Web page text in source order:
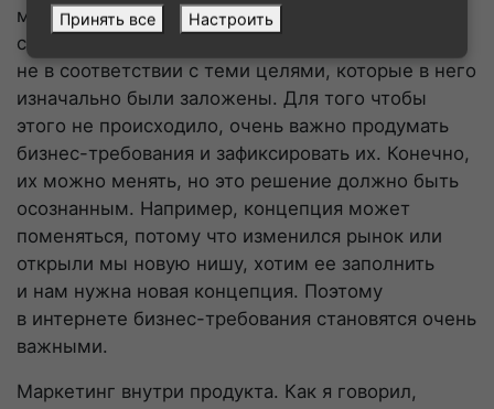
меняется неожиданно даже для тех, кто его
создавал, и продукт начинает работать
не в соответствии с теми целями, которые в него
изначально были заложены. Для того чтобы
этого не происходило, очень важно продумать
бизнес-требования и зафиксировать их. Конечно,
их можно менять, но это решение должно быть
осознанным. Например, концепция может
поменяться, потому что изменился рынок или
открыли мы новую нишу, хотим ее заполнить
и нам нужна новая концепция. Поэтому
в интернете бизнес-требования становятся очень
важными.
Маркетинг внутри продукта. Как я говорил,
Принять все Настроить